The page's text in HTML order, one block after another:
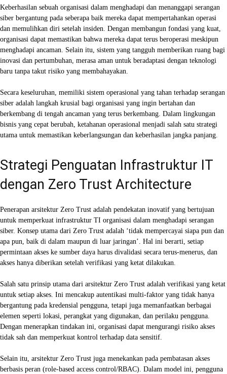
Keberhasilan sebuah organisasi dalam menghadapi dan menanggapi serangan
siber bergantung pada seberapa baik mereka dapat mempertahankan operasi
dan memulihkan diri setelah insiden. Dengan membangun fondasi yang kuat,
organisasi dapat memastikan bahwa mereka dapat terus beroperasi meskipun
menghadapi ancaman. Selain itu, sistem yang tangguh memberikan ruang bagi
inovasi dan pertumbuhan, merasa aman untuk beradaptasi dengan teknologi
baru tanpa takut risiko yang membahayakan.
Secara keseluruhan, memiliki sistem operasional yang tahan terhadap serangan
siber adalah langkah krusial bagi organisasi yang ingin bertahan dan
berkembang di tengah ancaman yang terus berkembang. Dalam lingkungan
bisnis yang cepat berubah, ketahanan operasional menjadi salah satu strategi
utama untuk memastikan keberlangsungan dan keberhasilan jangka panjang.
Strategi Penguatan Infrastruktur IT
dengan Zero Trust Architecture
Penerapan arsitektur Zero Trust adalah pendekatan inovatif yang bertujuan
untuk memperkuat infrastruktur TI organisasi dalam menghadapi serangan
siber. Konsep utama dari Zero Trust adalah ‘tidak mempercayai siapa pun dan
apa pun, baik di dalam maupun di luar jaringan’. Hal ini berarti, setiap
permintaan akses ke sumber daya harus divalidasi secara terus-menerus, dan
akses hanya diberikan setelah verifikasi yang ketat dilakukan.
Salah satu prinsip utama dari arsitektur Zero Trust adalah verifikasi yang ketat
untuk setiap akses. Ini mencakup autentikasi multi-faktor yang tidak hanya
bergantung pada kredensial pengguna, tetapi juga memanfaatkan berbagai
elemen seperti lokasi, perangkat yang digunakan, dan perilaku pengguna.
Dengan menerapkan tindakan ini, organisasi dapat mengurangi risiko akses
tidak sah dan memperkuat kontrol terhadap data sensitif.
Selain itu, arsitektur Zero Trust juga menekankan pada pembatasan akses
berbasis peran (role-based access control/RBAC). Dalam model ini, pengguna